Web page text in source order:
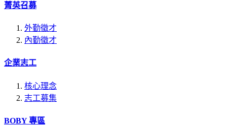
菁英召募
外勤徵才
內勤徵才
企業志工
核心理念
志工募集
BOBY 專區